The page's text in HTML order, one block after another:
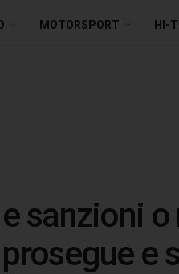
MOTORSPORT HI-
sanzioni
e